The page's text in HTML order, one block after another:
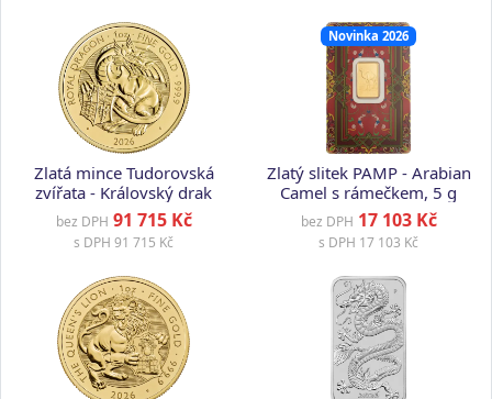
Zlatá mince Tudorovská
zvířata - Královský drak
2026, 1 oz
bez DPH 91 715 Kč
s DPH 91 715 Kč
Novinka 2026
Zlatý slitek PAMP - Arabian
Camel s rámečkem, 5 g
bez DPH 17 103 Kč
s DPH 17 103 Kč